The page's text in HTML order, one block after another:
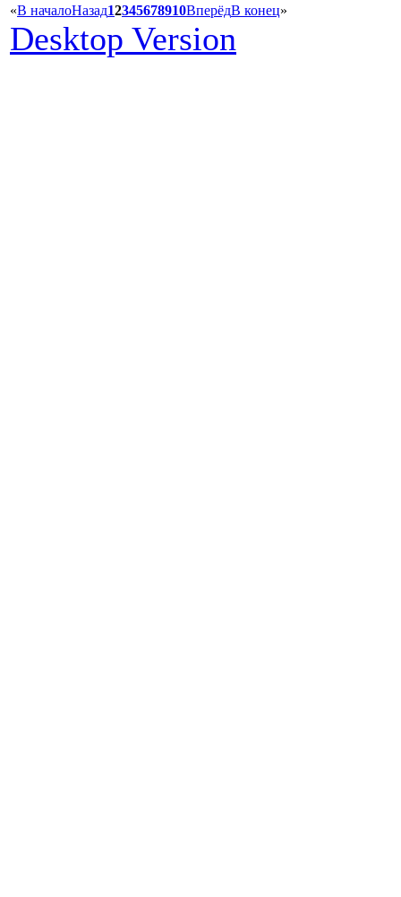
«В началоНазад12345678910ВперёдВ конец»
Desktop Version